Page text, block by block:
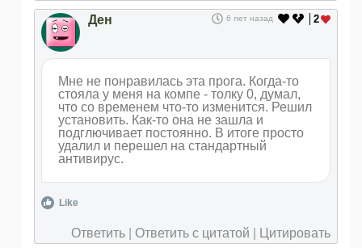
2
Ден 6 лет назад
Мне не понравилась эта прога. Когда-то
стояла у меня на компе - толку 0, думал,
что со временем что-то изменится. Решил
установить. Как-то она не зашла и
подглючивает постоянно. В итоге просто
удалил и перешел на стандартный
антивирус.
Like
Ответить Ответить с цитатой Цитировать